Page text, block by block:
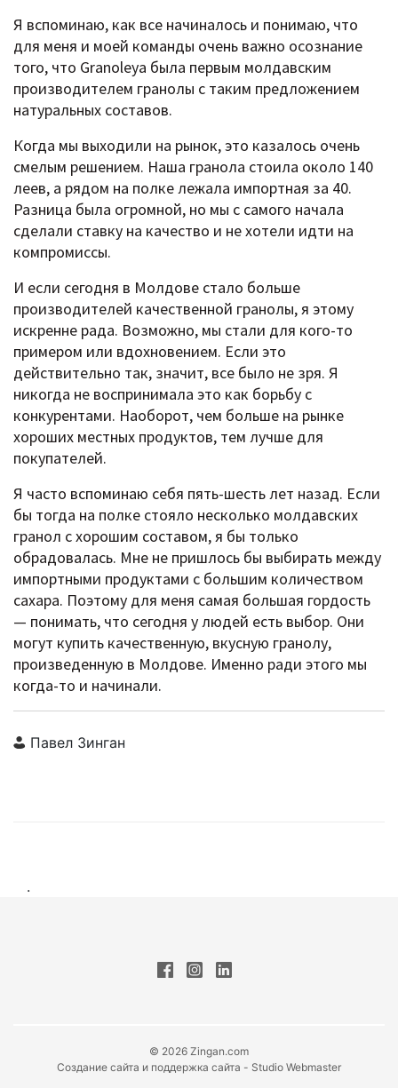
Я вспоминаю, как все начиналось и понимаю, что
для меня и моей команды очень важно осознание
того, что Granoleya была первым молдавским
производителем гранолы с таким предложением
натуральных составов.
Когда мы выходили на рынок, это казалось очень
смелым решением. Наша гранола стоила около 140
леев, а рядом на полке лежала импортная за 40.
Разница была огромной, но мы с самого начала
сделали ставку на качество и не хотели идти на
компромиссы.
И если сегодня в Молдове стало больше
производителей качественной гранолы, я этому
искренне рада. Возможно, мы стали для кого-то
примером или вдохновением. Если это
действительно так, значит, все было не зря. Я
никогда не воспринимала это как борьбу с
конкурентами. Наоборот, чем больше на рынке
хороших местных продуктов, тем лучше для
покупателей.
Я часто вспоминаю себя пять-шесть лет назад. Если
бы тогда на полке стояло несколько молдавских
гранол с хорошим составом, я бы только
обрадовалась. Мне не пришлось бы выбирать между
импортными продуктами с большим количеством
сахара. Поэтому для меня самая большая гордость
— понимать, что сегодня у людей есть выбор. Они
могут купить качественную, вкусную гранолу,
произведенную в Молдове. Именно ради этого мы
когда-то и начинали.
Павел Зинган
.
© 2026 Zingan.com
Создание сайта и поддержка сайта - Studio Webmaster